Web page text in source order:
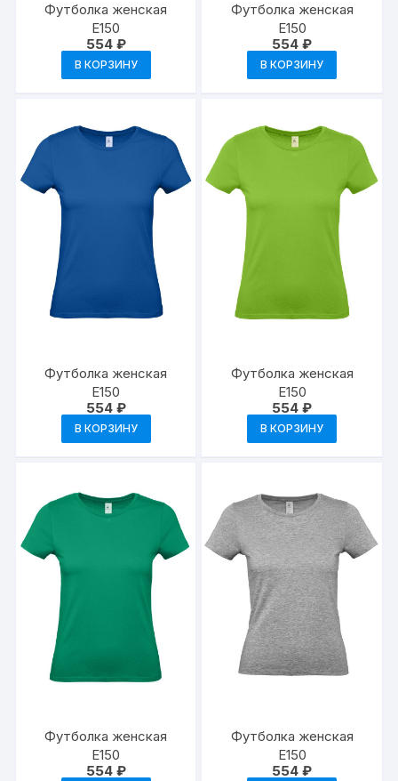
Футболка женская
E150
554 ₽
В КОРЗИНУ
Футболка женская
E150
554₽
В КОРЗИНУ
Футболка женская
E150
554 ₽
В КОРЗИНУ
Футболка женская
E150
554₽
В КОРЗИНУ
Футболка женская
E150
554 ₽
Футболка женская
E150
554₽